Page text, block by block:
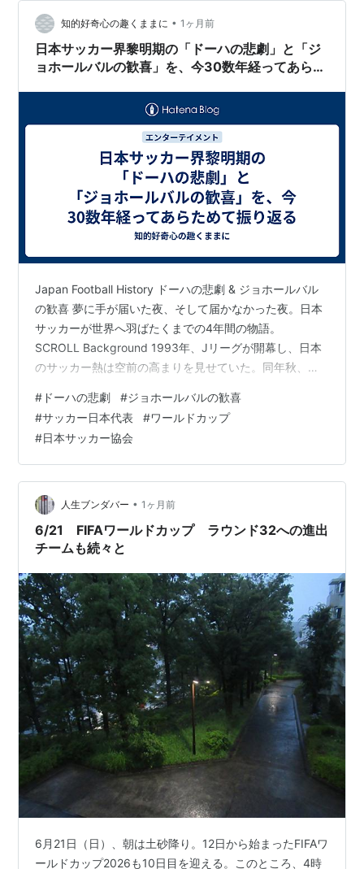
監督
ハンス・オフト
ジョホールバルの歓喜
知的好奇心の趣くままに • 1ヶ月前
日本サッカー界黎明期の「ドーハの悲劇」と「ジ
ョホールバルの歓喜」を、今30数年経ってあらた
Japan Football History ドーハの悲劇 & ジョホールバル
の歓喜 夢に手が届いた夜、そして届かなかった夜。日本
サッカーが世界へ羽ばたくまでの4年間の物語。
SCROLL Background 1993年、Jリーグが開幕し、日本
のサッカー熱は空前の高まりを見せていた。同年秋、ワ
イムの失点で夢は砕けた。そして4年後、マレーシアの夜
に「歓喜」が生まれた。 1993年 Jリーグ開幕·1993年 ア
ジア最終予選 ドーハ開催·1993年10月28日 ドーハの悲劇
·1994年 アメリカW杯 出場ならず·1997年 フランスW杯
アジア予選…
# ドーハの悲劇 #ジョホールバルの歓喜
#サッカー日本代表 #ワールドカップ
#日本サッカー協会
人生ブンダバー • 1ヶ月前
6/21 FIFAワールドカップ ラウンド32への進出
チームも続々と
6月21日（日）、朝は土砂降り。12日から始まったFIFAワ
ールドカップ2026も10日目を迎える。このところ、4時